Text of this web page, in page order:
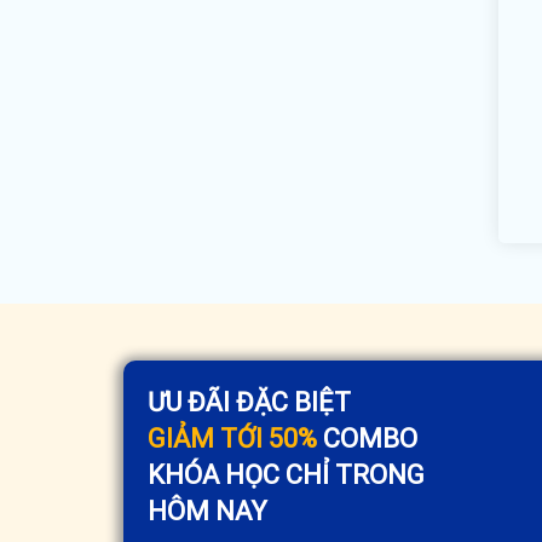
ƯU ĐÃI ĐẶC BIỆT
GIẢM TỚI 50% COMBO
KHÓA HỌC CHỈ TRONG
HÔM NAY